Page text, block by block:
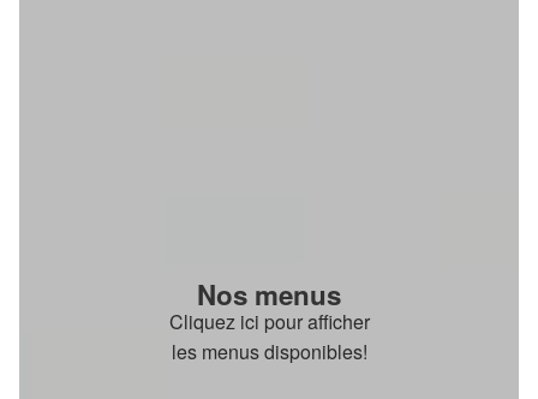
Nos menus
Cliquez ici pour afficher
les menus disponibles!